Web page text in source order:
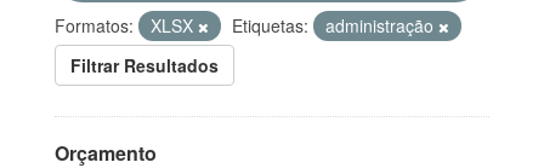
Formatos:
XLSX Etiquetas:
administração
Filtrar Resultados
Orçamento